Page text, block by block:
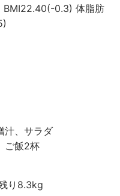
BMI22.40(-0.3) 体脂肪
、サラダ
ご飯2杯
り8.3kg